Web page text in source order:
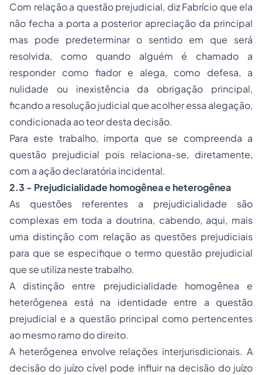
Com relação a questão prejudicial, diz Fabrício que ela
não fecha a porta a posterior apreciação da principal
mas pode predeterminar o sentido em que será
resolvida, como quando alguém é chamado a
responder como fiador e alega, como defesa, a
nulidade ou inexistência da obrigação principal,
ficando a resolução judicial que acolher essa alegação,
condicionada ao teor desta decisão.
Para este trabalho, importa que se compreenda a
questão prejudicial pois relaciona-se, diretamente,
com a ação declaratória incidental.
2.3 - Prejudicialidade homogênea e heterogênea
As questões referentes a prejudicialidade são
complexas em toda a doutrina, cabendo, aqui, mais
uma distinção com relação as questões prejudiciais
para que se especifique o termo questão prejudicial
que se utiliza neste trabalho.
A distinção entre prejudicialidade homogênea e
heterôgenea está na identidade entre a questão
prejudicial e a questão principal como pertencentes
ao mesmo ramo do direito.
A heterôgenea envolve relações interjurisdicionais. A
decisão do juízo cível pode influir na decisão do juízo